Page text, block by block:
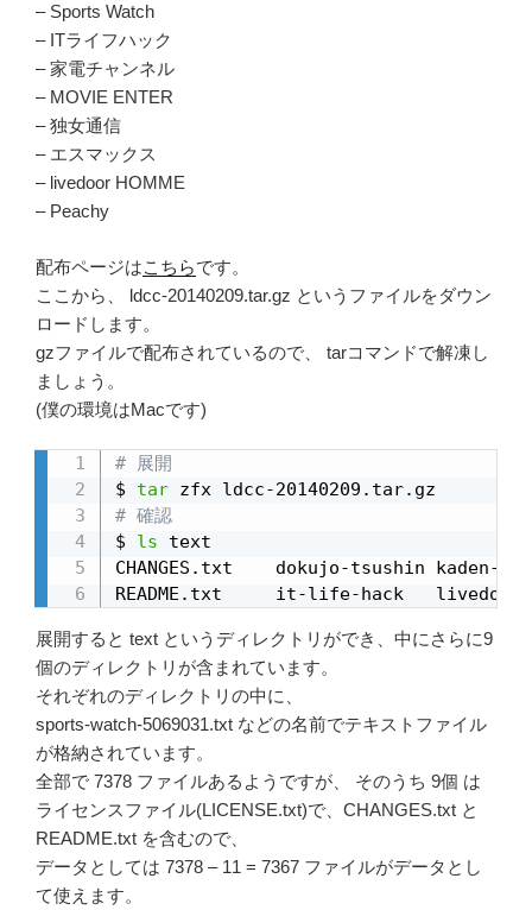
– Sports Watch
– ITライフハック
– 家電チャンネル
– MOVIE ENTER
– 独女通信
– エスマックス
– livedoor HOMME
– Peachy
配布ページはこちらです。
ここから、 ldcc-20140209.tar.gz というファイルをダウン
ロードします。
gzファイルで配布されているので、 tarコマンドで解凍し
ましょう。
(僕の環境はMacです)
# 展開
$ tar
# 確認
$ ls text
CHANGES.txt    dokujo-tsushin
README.txt     it-life-hack   livedoor-
展開すると text というディレクトリができ、中にさらに9
個のディレクトリが含まれています。
それぞれのディレクトリの中に、
sports-watch-5069031.txt などの名前でテキストファイル
が格納されています。
全部で 7378 ファイルあるようですが、 そのうち 9個 は
ライセンスファイル(LICENSE.txt)で、CHANGES.txt と
README.txt を含むので、
データとしては 7378 – 11 = 7367 ファイルがデータとし
て使えます。